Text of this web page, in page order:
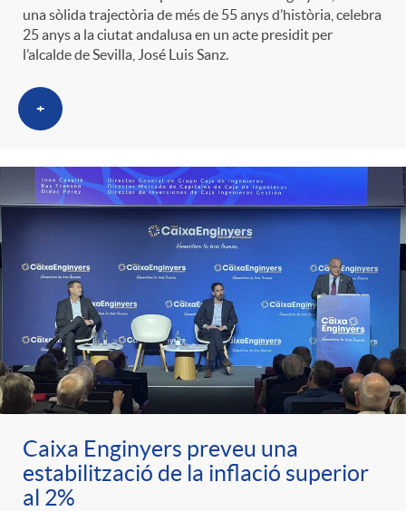
una sòlida trajectòria de més de 55 anys d’història, celebra
25 anys a la ciutat andalusa en un acte presidit per
l’alcalde de Sevilla, José Luis Sanz.
+
Caixa Enginyers preveu una
estabilització de la inflació superior
al 2%